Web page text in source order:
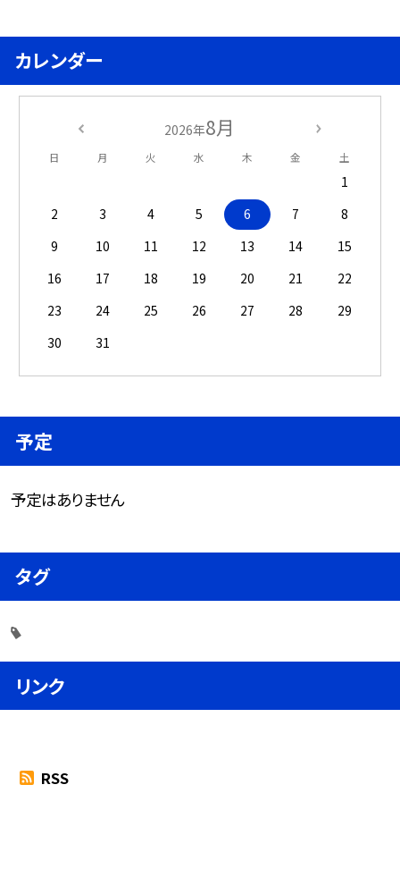
カレンダー
2026年8月
日 月 火 水 木 金 土
1
2
3 4 5 6 7
8
9
10 11 12 13 14
15
16
17 18 19 20 21
22
23
24 25 26 27 28
29
30
31
予定
予定はありません
タグ
リンク
RSS